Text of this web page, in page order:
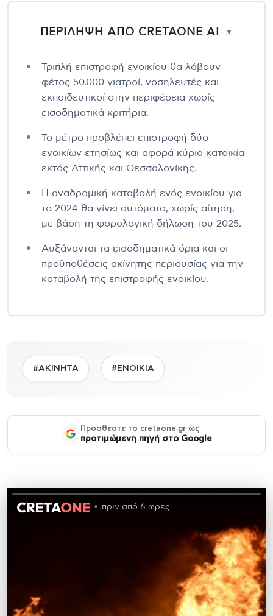
ΠΕΡΙΛΗΨΗ ΑΠΟ CRETAONE AI ▼
Τριπλή επιστροφή ενοικίου θα λάβουν
φέτος 50.000 γιατροί, νοσηλευτές και
εκπαιδευτικοί στην περιφέρεια χωρίς
εισοδηματικά κριτήρια.
Το μέτρο προβλέπει επιστροφή δύο
ενοικίων ετησίως και αφορά κύρια κατοικία
εκτός Αττικής και Θεσσαλονίκης.
Η αναδρομική καταβολή ενός ενοικίου για
το 2024 θα γίνει αυτόματα, χωρίς αίτηση,
με βάση τη φορολογική δήλωση του 2025.
Αυξάνονται τα εισοδηματικά όρια και οι
προϋποθέσεις ακίνητης περιουσίας για την
καταβολή της επιστροφής ενοικίου.
#ΑΚΙΝΗΤΑ #ΕΝΟΙΚΙΑ
Προσθέστε το cretaone.gr ως
προτιμώμενη πηγή στο Google
πριν από 6 ώρες